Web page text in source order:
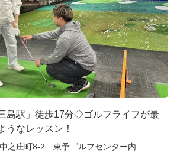
島駅」徒歩17分◇ゴルフライフが最
うなレッスン！
之庄町8-2 東予ゴルフセンター内